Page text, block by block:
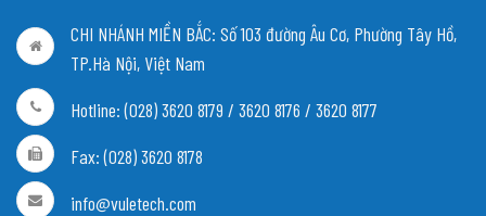
CHI NHÁNH MIỀN BẮC: Số 103 đường Âu Cơ, Phường Tây Hồ,
TP.Hà Nội, Việt Nam
Hotline: (028) 3620 8179 / 3620 8176 / 3620 8177
Fax: (028) 3620 8178
info@vuletech.com